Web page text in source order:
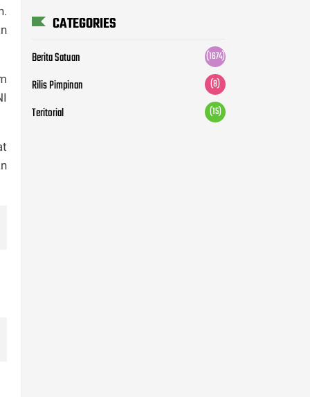
CATEGORIES
Berita Satuan (1674)
Rilis Pimpinan (8)
Teritorial (15)